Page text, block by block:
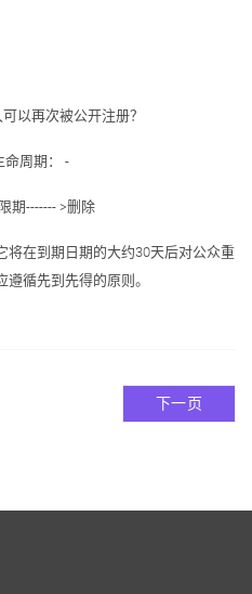
以再次被公开注册？
命周期： -
期------- >删除
将在到期日期的大约30天后对公众重
循先到先得的原则。
下一页